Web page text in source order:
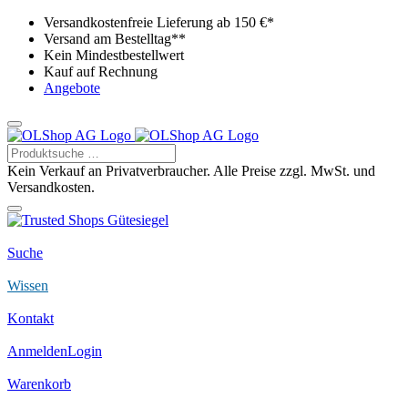
Versandkostenfreie Lieferung ab 150 €*
Versand am Bestelltag**
Kein Mindestbestellwert
Kauf auf Rechnung
Angebote
Kein Verkauf an Privatverbraucher. Alle Preise zzgl. MwSt. und
Versandkosten.
Suche
Wissen
Kontakt
AnmeldenLogin
Warenkorb